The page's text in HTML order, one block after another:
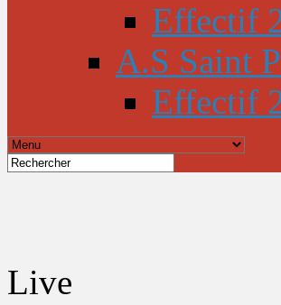
Effectif
A.S Saint
Effectif
Live